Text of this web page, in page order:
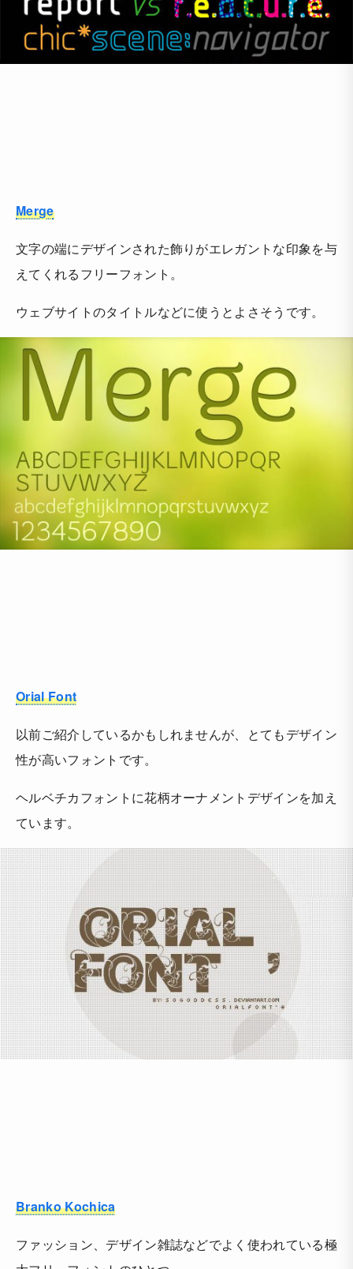
Merge
文字の端にデザインされた飾りがエレガントな印象を与
えてくれるフリーフォント。
ウェブサイトのタイトルなどに使うとよさそうです。
Orial Font
以前ご紹介しているかもしれませんが、とてもデザイン
性が高いフォントです。
ヘルベチカフォントに花柄オーナメントデザインを加え
ています。
Branko Kochica
ファッション、デザイン雑誌などでよく使われている極